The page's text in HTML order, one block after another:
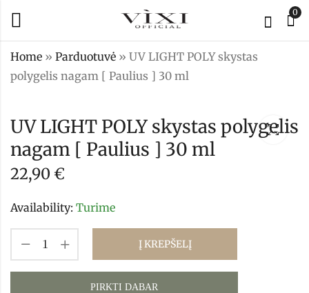
0
Home » Parduotuvė » UV LIGHT POLY skystas
polygelis nagam [ Paulius ] 30 ml
skystas polygelis
nagam [ Ąžuolas
]30 ml
22,90
skystas polygelis
nagam [ Romas ]
30 ml
22,90
UV LIGHT POLY skystas polygelis
nagam [ Paulius ] 30 ml
22,90 €
Availability: Turime
Į KREPŠELĮ
PIRKTI DABAR